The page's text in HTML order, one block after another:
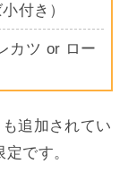
付き）
カツ or ロー
追加されてい
です。